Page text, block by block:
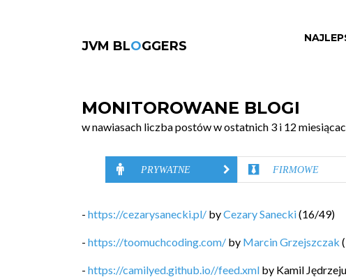
JVM BLOGGERS
MONITOROWANE BLOGI
w nawiasach liczba postów w ostatnich 3 i 12
PRYWATNE FIRMOWE
- https://cezarysanecki.pl/ byCezary Sanecki(16/49)
- https://toomuchcoding.com/ by Marcin Grzejszczak (
- https://camilyed.github.io//feed.xml by Kamil